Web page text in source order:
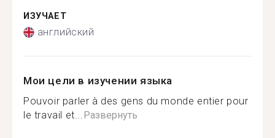
ИЗУЧАЕТ
английский
Мои цели в изучении языка
Pouvoir parler à des gens du monde entier pour
le travail et...Развернуть